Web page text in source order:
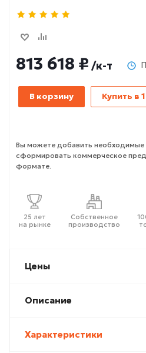
813 618 ₽ /к-т
В корзину Купить в
Вы можете добавить необходимые
сформировать коммерческое
формате.
25 лет
на рынке
Собственное
производство
Цены
Описание
Характеристики